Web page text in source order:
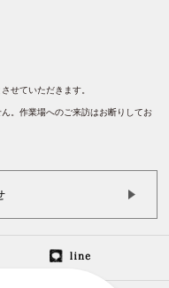
せていただきます。
。作業場へのご来訪はお断りしてお